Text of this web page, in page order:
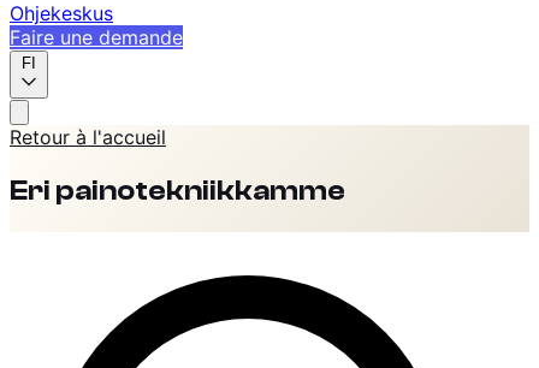
Ohjekeskus
Faire une demande
FI
Retour à l'accueil
Eri painotekniikkamme